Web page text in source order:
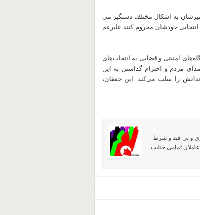
به اشکال مختلف دستگیر می
خودشان محروم کنند علیرغم
امنیتی و قضایی به انتخاب‌های
مردم و احترام گذاشتن به این
را سلب می‌کند. این خفقان،
و بی قید و شرط
تمامی جنایت